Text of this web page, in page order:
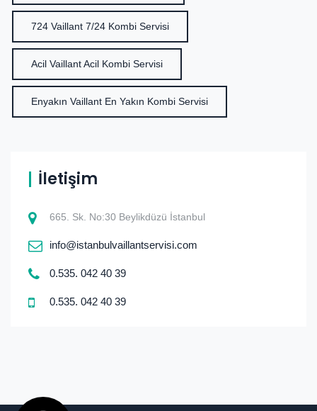
724 Vaillant 7/24 Kombi Servisi
Acil Vaillant Acil Kombi Servisi
Enyakın Vaillant En Yakın Kombi Servisi
İletişim
665. Sk. No:30 Beylikdüzü İstanbul
info@istanbulvaillantservisi.com
0.535. 042 40 39
0.535. 042 40 39